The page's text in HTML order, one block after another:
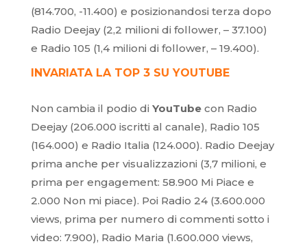
(814.700, -11.400) e posizionandosi terza dopo
Radio Deejay (2,2 milioni di follower, – 37.100)
e Radio 105 (1,4 milioni di follower, – 19.400).
INVARIATA LA TOP 3 SU YOUTUBE
Non cambia il podio di YouTubecon Radio
Deejay (206.000 iscritti al canale), Radio 105
(164.000) e Radio Italia (124.000). Radio Deejay
prima anche per visualizzazioni (3,7 milioni, e
prima per engagement: 58.900 Mi Piace e
2.000 Non mi piace). Poi Radio 24 (3.600.000
views, prima per numero di commenti sotto i
video: 7.900), Radio Maria (1.600.000 views,